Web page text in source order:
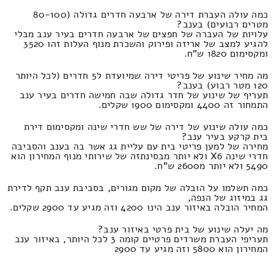
כמה עולה העברת דירה של ארבעה חדרים גדולה (80-100
מטרים רבועים) בענב?
עלויות של העברה של חפצים של ארבעה חדרים בעיר ענב מבלי
להגיע למצב של אריזה ופירוק והשכרת מנוף העלות זהו 3520
ומקסימום 1820 ש"ח.
מה מחיר שינוע של פריטי דירה שמיועדת ל5 חדרים (לכל היותר
120 מטר רבוע) בענב?
תעריף של שינוע של חדר גדולה שבה חמישה חדרים בעיר ענב
התמחור זה 4400 ומקסימום 1900 שקלים.
כמה עולה שינוע של דירה של שש חדרי שינה ומקסימום דירת
בית קרקע בעיר ענב?
מחירה של למען פריטי בית עם עליית גג אשר בה בענב והסביבה
חדרי שינה X6 ולא יותר מבסינתזה של שירותי מנוף המחירון הוא
5490 ולא יותר מ2600 ש"ח.
כמה תשלמו על הובלה של מקום מגורים, בסביבת ענב תקף לדירת
גג במיזוג של הנפה,
המחיר הובלה באיזור ענב הינו 4200 וזה מגיע עד 2900 שקלים.
מה יעלה שינוע של בית פרטי באיזור ענב?
תעריפי העברת משרדים פרטיים קומה 3 לכל היותר, באיזור ענב
המחירון הוא 5800 וזה מגיע עד 2900